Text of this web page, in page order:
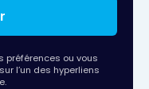
préférences ou vous
l’un des hyperliens